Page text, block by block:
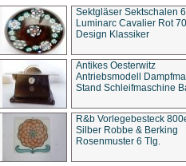
Sektgläser Sektschalen
Luminarc Cavalier Rot
Design Klassiker
Antikes Oesterwitz
Antriebsmodell
Stand Schleifmaschine
R&b Vorlegebesteck
Silber Robbe & Berking
Rosenmuster 6 Tlg.